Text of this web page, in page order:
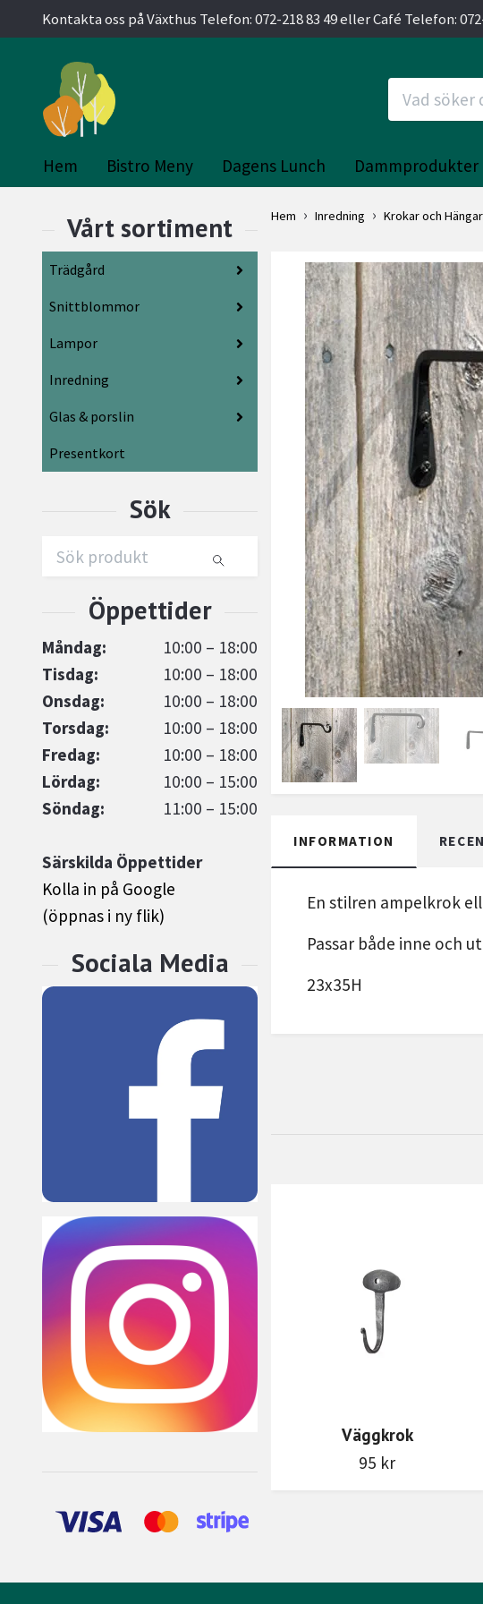
Kontakta oss på Växthus Telefon: 072-218 83 49 eller Café Telefon:
Hem Bistro Meny Dagens Lunch Dammprodukter
Trädgård
Snittblommor
Lampor
Inredning
Glas & porslin
Presentkort
Måndag:
10:00 – 18:00
Tisdag:
10:00 – 18:00
Onsdag:
10:00 – 18:00
Torsdag:
10:00 – 18:00
Fredag:
10:00 – 18:00
Lördag:
10:00 – 15:00
Söndag:
11:00 – 15:00
Särskilda Öppettider
Kolla in på Google
(öppnas i ny flik)
Hem Inredning Krokar och
INFORMATION
En stilren ampelkrok
Passar både inne och
23x35H
Väggkrok
95 kr